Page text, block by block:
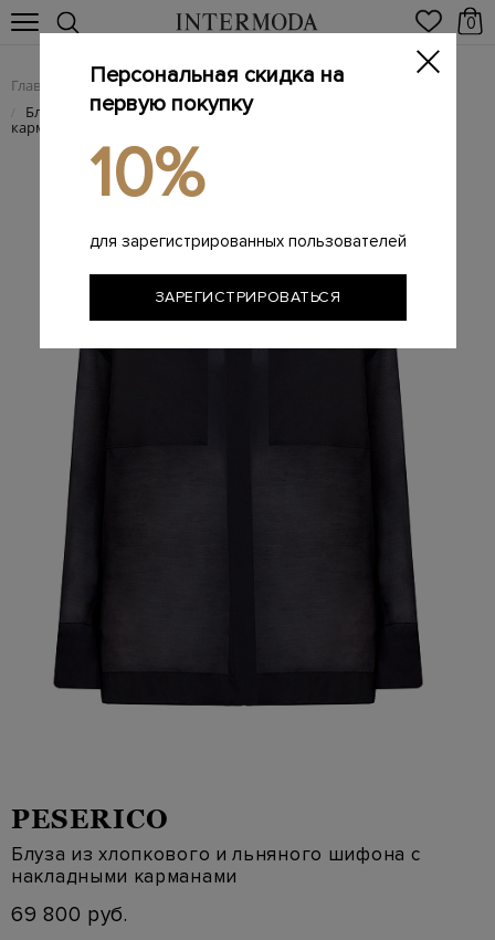
0
Главная Женщинам / Женская одежда / Женские блузы
/ Блуза из хлопкового и льняного шифона с накладными
карманами
PESERICO
Блуза из хлопкового и льняного шифона с
накладными карманами
69 800 руб.
Персональная скидка на
первую покупку
10%
для зарегистрированных пользователей
ЗАРЕГИСТРИРОВАТЬСЯ